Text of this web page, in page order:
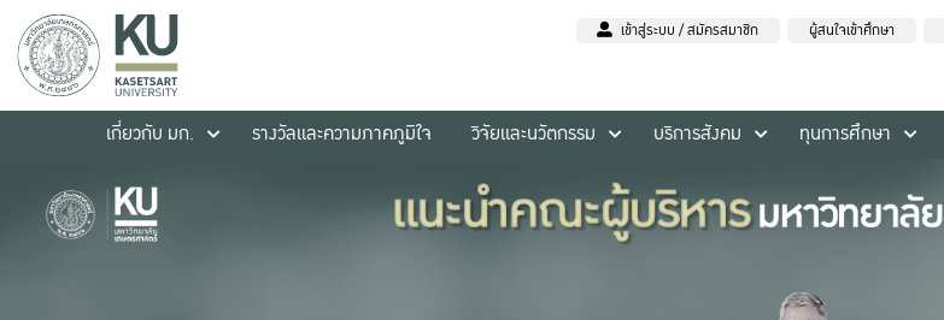
เข้าสู่ระบบ / สมัครสมาชิก ผู้สนใจเข้าศึกษา
เกี่ยวกับ มก.
รางวัลและความภาคภูมิใจ วิจัยและนวัตกรรม บริการสังคม ทุนการศึกษา